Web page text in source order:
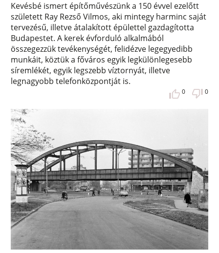
Kevésbé ismert építőművészünk a 150 évvel ezelőtt
született Ray Rezső Vilmos, aki mintegy harminc saját
tervezésű, illetve átalakított épülettel gazdagította
Budapestet. A kerek évforduló alkalmából
összegezzük tevékenységét, felidézve legegyedibb
munkáit, köztük a főváros egyik legkülönlegesebb
síremlékét, egyik legszebb víztornyát, illetve
legnagyobb telefonközpontját is.
0 0